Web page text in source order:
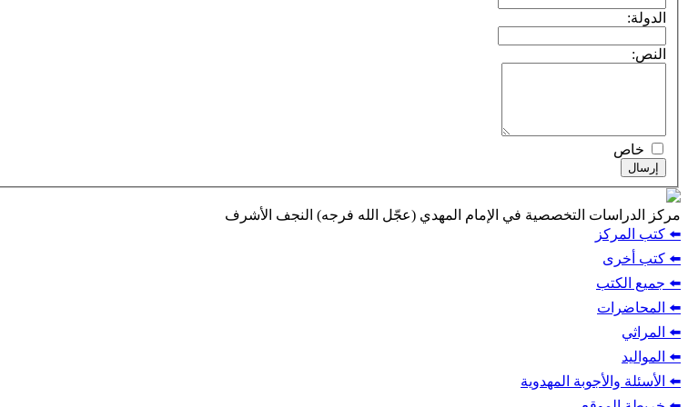
الدولة:
النص:
خاص
إرسال
مركز الدراسات التخصصية في الإمام المهدي (عجّل الله فرجه) النجف الأشرف
⬅️ كتب المركز
⬅️ كتب أخرى
⬅️ جميع الكتب
⬅️ المحاضرات
⬅️ المراثي
⬅️ المواليد
⬅️ الأسئلة والأجوبة المهدوية